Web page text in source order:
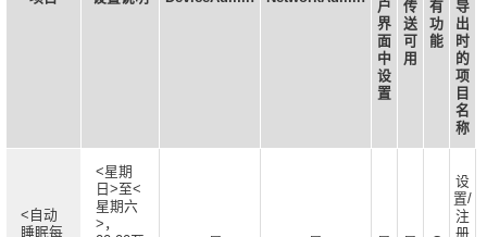
户
界
面
中
设
置
传
送
可
用
有
功
能
导
出
时
的
项
目
名
称
<自动
睡眠每
<星期
日>至<
星期六
>，
设
置/
注
册